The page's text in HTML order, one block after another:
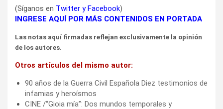
(Síganos en Twitter yFacebook)
INGRESE AQUÍ POR MÁS CONTENIDOS EN PORTADA
Las notas aquí firmadas reflejan exclusivamente la opinión
de los autores.
Otros artículos del mismo autor:
90 años de la Guerra Civil Española Diez testimonios de
infamias y heroísmos
CINE /“Gioia mía”: Dos mundos temporales y